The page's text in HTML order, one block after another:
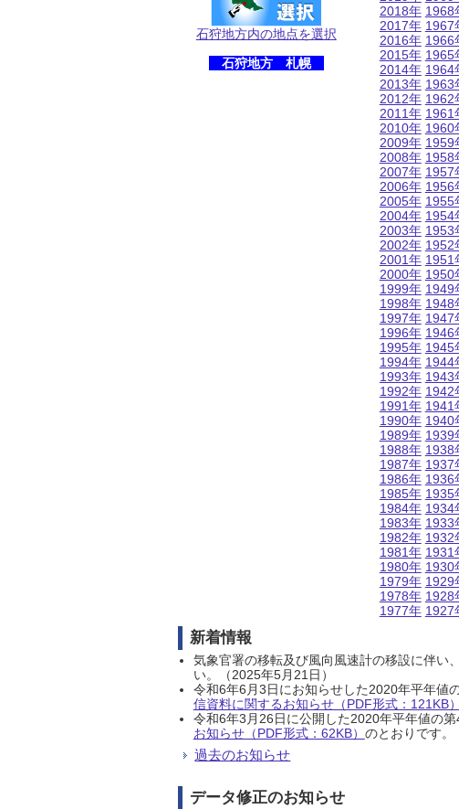
石狩地方内の地点を選択
石狩地方 札幌
2018年
2017年
2016年
2015年
2014年
2013年
2012年
2011年
2010年
2009年
2008年
2007年
2006年
2005年
2004年
2003年
2002年
2001年
2000年
1999年
1998年
1997年
1996年
1995年
1994年
1993年
1992年
1991年
1990年
1989年
1988年
1987年
1986年
1985年
1984年
1983年
1982年
1981年
1980年
1979年
1978年
1977年
1968
1967
1966
1965
1964
1963
1962
1961
1960
1959
1958
1957
1956
1955
1954
1953
1952
1951
1950
1949
1948
1947
1946
1945
1944
1943
1942
1941
1940
1939
1938
1937
1936
1935
1934
1933
1932
1931
1930
1929
1928
1927
新着情報
気象官署の移転及び風向風速計の移設に伴い
い。（2025年5月21日）
令和6年6月3日にお知らせした2020年平年値
信資料に関するお知らせ（PDF形式：121KB）
令和6年3月26日に公開した2020年平年値の
お知らせ（PDF形式：62KB） のとおりです。
過去のお知らせ
データ修正のお知らせ